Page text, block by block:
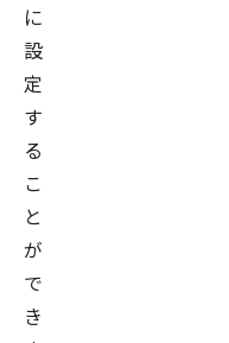
に
設
定
す
る
こ
と
が
で
き